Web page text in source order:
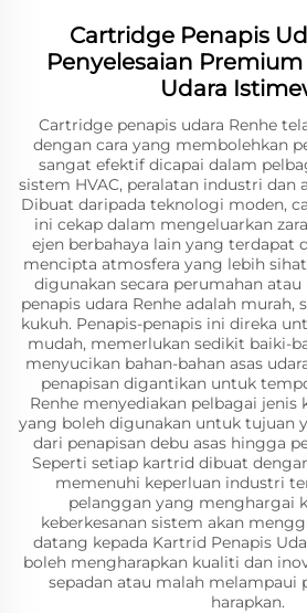
Cartridge Penapis
Penyelesaian
Udara
Cartridge penapis udara Renhe
dengan cara yang membolehkan
sangat efektif dicapai dalam
sistem HVAC, peralatan industri dan
Dibuat daripada teknologi moden,
ini cekap dalam mengeluarkan
ejen berbahaya lain yang terdapat
mencipta atmosfera yang lebih
digunakan secara perumahan
penapis udara Renhe adalah murah,
kukuh. Penapis-penapis ini direka
mudah, memerlukan sedikit baiki-
menyucikan bahan-bahan asas
penapisan digantikan untuk
Renhe menyediakan pelbagai jenis
yang boleh digunakan untuk tujuan
dari penapisan debu asas hingga
Seperti setiap kartrid dibuat
memenuhi keperluan industri
pelanggan yang menghargai
keberkesanan sistem akan
datang kepada Kartrid Penapis
boleh mengharapkan kualiti dan
sepadan atau malah melampaui
harapkan.